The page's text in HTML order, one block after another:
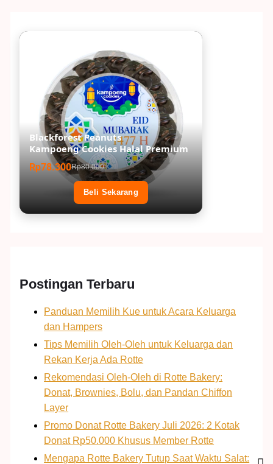
Blackforest Peanuts
Kampoeng Cookies Halal Premium
Rp78.300Rp80.000
Beli Sekarang
Postingan Terbaru
Panduan Memilih Kue untuk Acara Keluarga
dan Hampers
Tips Memilih Oleh-Oleh untuk Keluarga dan
Rekan Kerja Ada Rotte
Rekomendasi Oleh-Oleh di Rotte Bakery:
Donat, Brownies, Bolu, dan Pandan Chiffon
Layer
Promo Donat Rotte Bakery Juli 2026: 2 Kotak
Donat Rp50.000 Khusus Member Rotte
Mengapa Rotte Bakery Tutup Saat Waktu Salat: